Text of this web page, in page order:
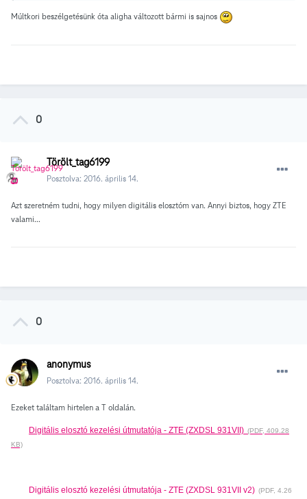
Múltkori beszélgetésünk óta aligha változott bármi is sajnos
0
Törölt_tag6199
Posztolva: 2016. április 14.
Azt szeretném tudni, hogy milyen digitális elosztóm van. Annyi biztos, hogy ZTE
valami...
0
anonymus
Posztolva: 2016. április 14.
Ezeket találtam hirtelen a T oldalán.
Digitális elosztó kezelési útmutatója - ZTE (ZXDSL 931VII) (PDF, 409.28
KB)
Digitális elosztó kezelési útmutatója - ZTE (ZXDSL 931VII v2) (PDF, 4.26